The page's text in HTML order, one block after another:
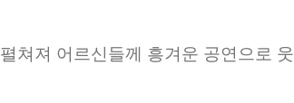
펼쳐져 어르신들께 흥겨운 공연으로 웃